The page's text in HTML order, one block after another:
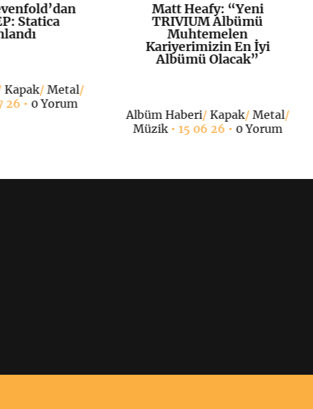
+Statica
Kapak/Metal/
26 • 0 Yorum
K+
Matt Heafy: “Yeni
TRIVIUM Albümü
Muhtemelen
Kariyerimizin En İyi
Albümü Olacak”
Albüm Haberi/ Kapak/Metal/
Müzik• 15 06 26 • 0 Yorum